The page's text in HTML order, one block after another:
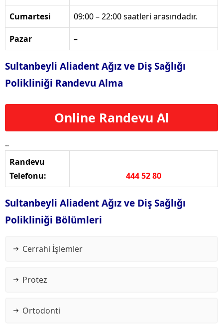
Cumartesi 09:00 – 22:00 saatleri arasındadır.
Pazar –
Sultanbeyli Aliadent Ağız ve Diş Sağlığı
Polikliniği Randevu Alma
Online Randevu Al
..
Randevu
Telefonu:
444 52 80
Sultanbeyli Aliadent Ağız ve Diş Sağlığı
Polikliniği Bölümleri
Cerrahi İşlemler
Protez
Ortodonti